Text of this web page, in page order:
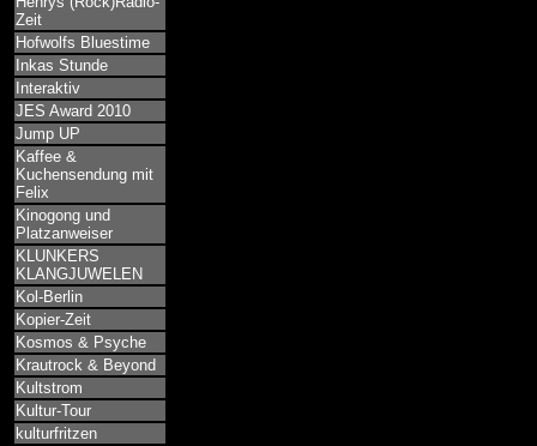
Zeit
Hofwolfs Bluestime
Inkas Stunde
Interaktiv
JES Award 2010
Jump UP
Kaffee &
Kuchensendung mit
Felix
Kinogong und
Platzanweiser
KLUNKERS
KLANGJUWELEN
Kol-Berlin
Kopier-Zeit
Kosmos & Psyche
Krautrock & Beyond
Kultstrom
Kultur-Tour
kulturfritzen